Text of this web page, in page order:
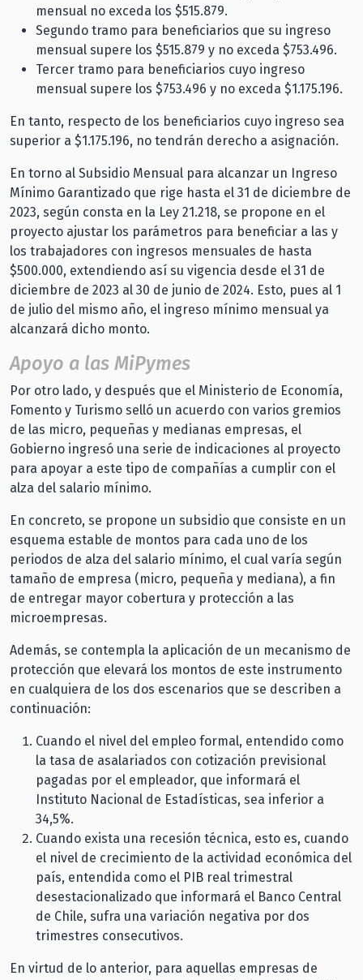
mensual no exceda los $515.879.
Segundo tramo para beneficiarios que su ingreso
mensual supere los $515.879 y no exceda $753.496.
Tercer tramo para beneficiarios cuyo ingreso
mensual supere los $753.496 y no exceda $1.175.196.
En tanto, respecto de los beneficiarios cuyo ingreso sea
superior a $1.175.196, no tendrán derecho a asignación.
En torno al Subsidio Mensual para alcanzar un Ingreso
Mínimo Garantizado que rige hasta el 31 de diciembre de
2023, según consta en la Ley 21.218, se propone en el
proyecto ajustar los parámetros para beneficiar a las y
los trabajadores con ingresos mensuales de hasta
$500.000, extendiendo así su vigencia desde el 31 de
diciembre de 2023 al 30 de junio de 2024. Esto, pues al 1
de julio del mismo año, el ingreso mínimo mensual ya
alcanzará dicho monto.
Apoyo a las MiPymes
Por otro lado, y después que el Ministerio de Economía,
Fomento y Turismo selló un acuerdo con varios gremios
de las micro, pequeñas y medianas empresas, el
Gobierno ingresó una serie de indicaciones al proyecto
para apoyar a este tipo de compañías a cumplir con el
alza del salario mínimo.
En concreto, se propone un subsidio que consiste en un
esquema estable de montos para cada uno de los
periodos de alza del salario mínimo, el cual varía según
tamaño de empresa (micro, pequeña y mediana), a fin
de entregar mayor cobertura y protección a las
microempresas.
Además, se contempla la aplicación de un mecanismo de
protección que elevará los montos de este instrumento
en cualquiera de los dos escenarios que se describen a
continuación:
Cuando el nivel del empleo formal, entendido como
la tasa de asalariados con cotización previsional
pagadas por el empleador, que informará el
Instituto Nacional de Estadísticas, sea inferior a
34,5%.
Cuando exista una recesión técnica, esto es, cuando
el nivel de crecimiento de la actividad económica del
país, entendida como el PIB real trimestral
desestacionalizado que informará el Banco Central
de Chile, sufra una variación negativa por dos
trimestres consecutivos.
En virtud de lo anterior, para aquellas empresas de